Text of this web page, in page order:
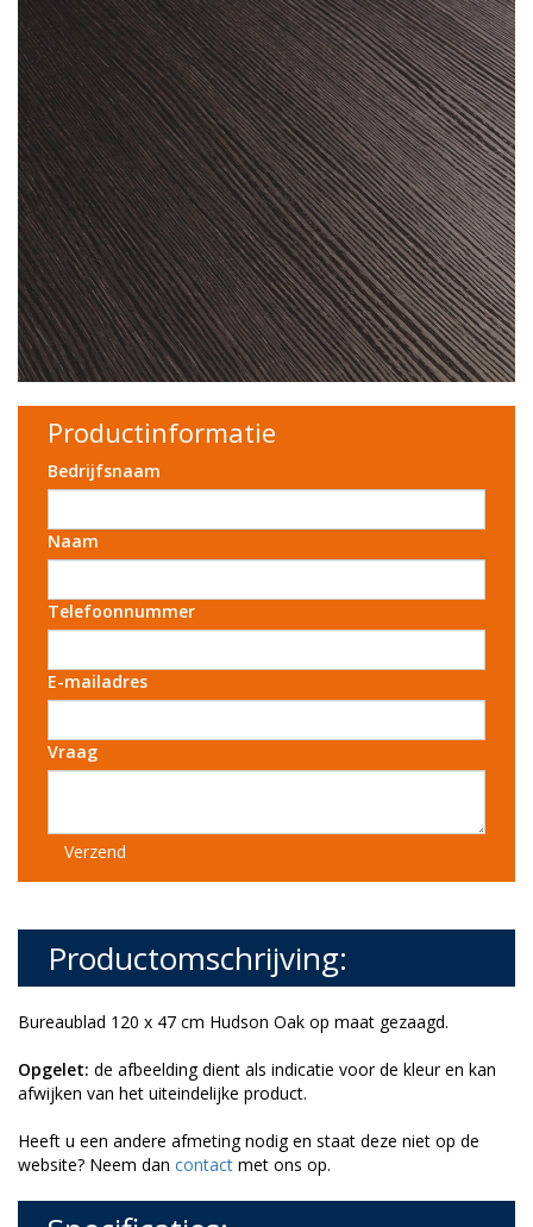
Productinformatie
Bedrijfsnaam
Naam
Telefoonnummer
E-mailadres
Vraag
Verzend
Productomschrijving:
Bureaublad 120 x 47 cm Hudson Oak op maat gezaagd.
Opgelet: de afbeelding dient als indicatie voor de kleur en kan
afwijken van het uiteindelijke product.
Heeft u een andere afmeting nodig en staat deze niet op de
website? Neem dan contact met ons op.